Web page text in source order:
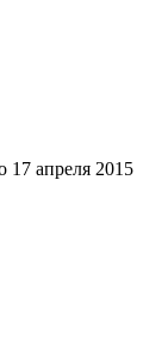
17 апреля 2015